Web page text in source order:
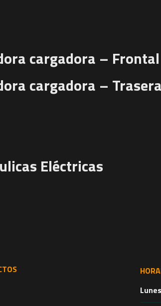
cargadora – Frontal
cargadora – Trasera
Eléctricas
Lunes